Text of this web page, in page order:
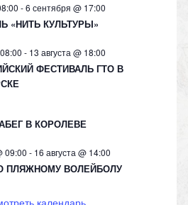
-6 сентября @ 17:00
«НИТЬ КУЛЬТУРЫ»
- 13 августа @ 18:00
ФЕСТИВАЛЬ ГТО В
В КОРОЛЕВЕ
09:00 - 16 августа @ 14:00
ПЛЯЖНОМУ ВОЛЕЙБОЛУ
календарь